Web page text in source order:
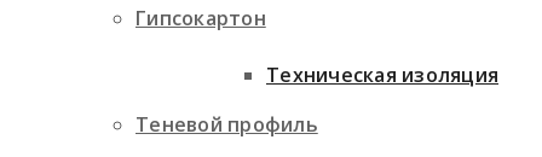
Гипсокартон
Теневой профиль
Техническая изоляция